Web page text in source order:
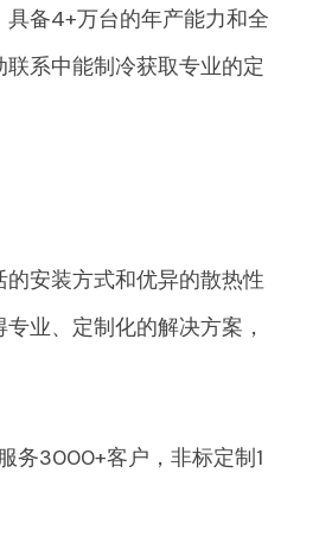
备4+万台的年产能力和全
系中能制冷获取专业的定
安装方式和优异的散热性
业、定制化的解决方案，
务3000+客户，非标定制1